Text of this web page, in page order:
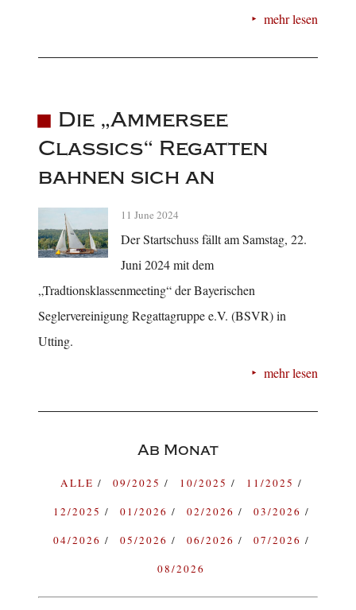
mehr lesen
Die „Ammersee
Classics“ Regatten
bahnen sich an
11 June 2024
Der Startschuss fällt am Samstag, 22.
Juni 2024 mit dem
„Tradtionsklassenmeeting“ der Bayerischen
Seglervereinigung Regattagruppe e.V. (BSVR) in
Utting.
mehr lesen
Ab Monat
ALLE 09/2025 10/2025
11/2025
12/2025
01/2026 02/2026
03/2026
04/2026
05/2026 06/2026
07/2026
08/2026